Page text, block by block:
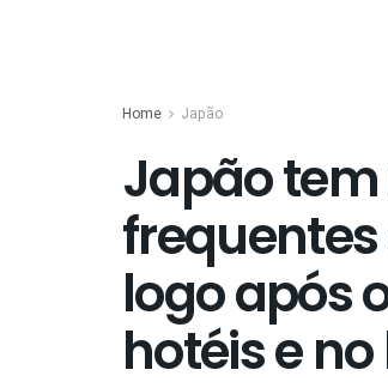
Home Japão
Japão
logo após
hotéis e no